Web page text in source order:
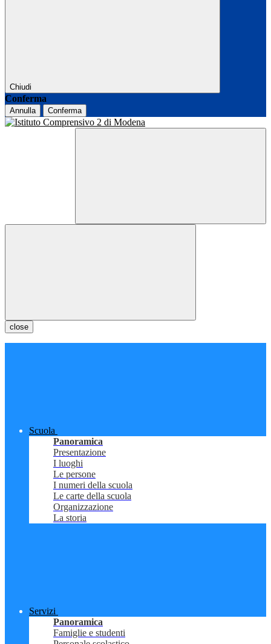
Chiudi
Conferma
Annulla Conferma
close
Scuola
Panoramica
Presentazione
I luoghi
Le persone
I numeri della scuola
Le carte della scuola
Organizzazione
La storia
Servizi
Panoramica
Famiglie e studenti